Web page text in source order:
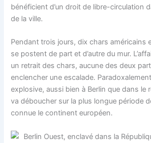
bénéficient d’un droit de libre-circulation
de la ville.
Pendant trois jours, dix chars américains
se postent de part et d’autre du mur.
un retrait des chars, aucune des deux
enclencher une escalade.
explosive, aussi bien à Berlin que dans le
va déboucher sur la plus longue période
connue le continent européen.